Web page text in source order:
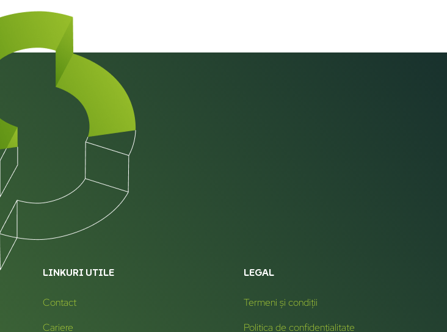
LINKURI UTILE
Contact
Cariere
LEGAL
Termeni și condiții
Politica de confidențialitate